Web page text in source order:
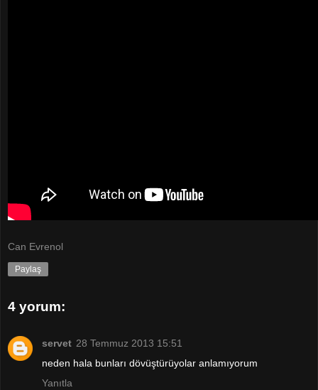
Can Evrenol
Paylaş
4 yorum:
servet 28 Temmuz 2013 15:51
neden hala bunları dövüştürüyolar anlamıyorum
Yanıtla